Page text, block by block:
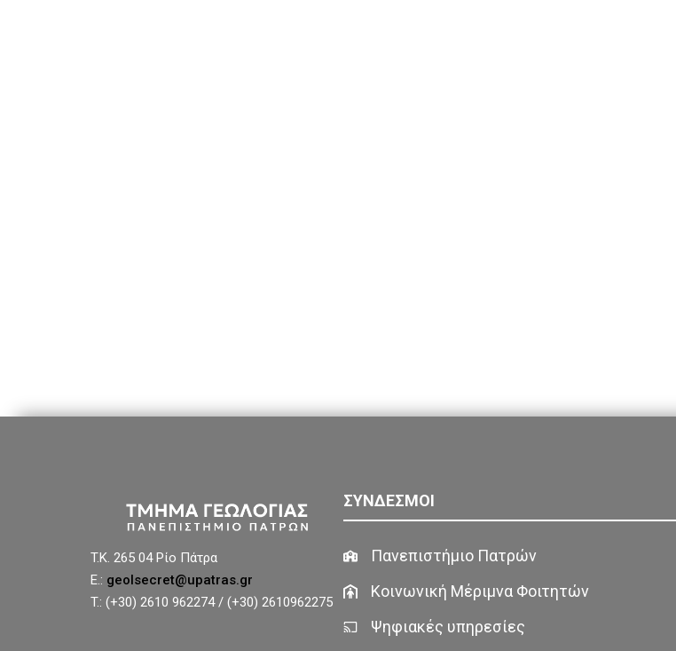
T.K. 265 04 Ρίο Πάτρα
E.: geolsecret@upatras.gr
T.: (+30) 2610 962274 / (+30) 2610962275
ΣΥΝΔΕΣΜΟΙ
Πανεπιστήμιο Πατρών
Κοινωνική Μέριμνα Φοιτητών
Ψηφιακές υπηρεσίες